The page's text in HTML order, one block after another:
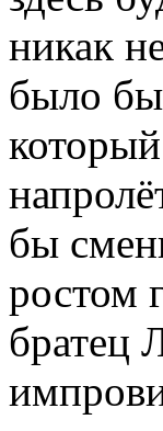
никак
было бы
бы
ростом
братец